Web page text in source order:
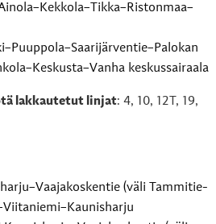
keskussairaala
lakkautetut linjat: 4, 10, 12T, 19,
(väli Tammitie-